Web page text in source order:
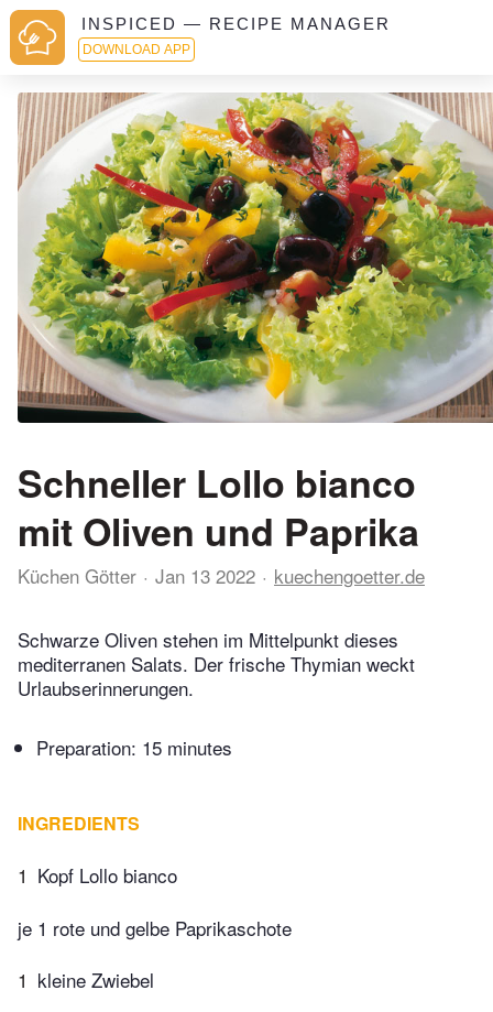
INSPICED — RECIPE MANAGER
DOWNLOAD APP
Schneller Lollo bianco
mit Oliven und Paprika
Küchen Götter Jan 13 2022 kuechengoetter.de
Schwarze Oliven stehen im Mittelpunkt dieses
mediterranen Salats. Der frische Thymian weckt
Urlaubserinnerungen.
Preparation: 15 minutes
INGREDIENTS
1 Kopf Lollo bianco
je 1 rote und gelbe Paprikaschote
1 kleine Zwiebel